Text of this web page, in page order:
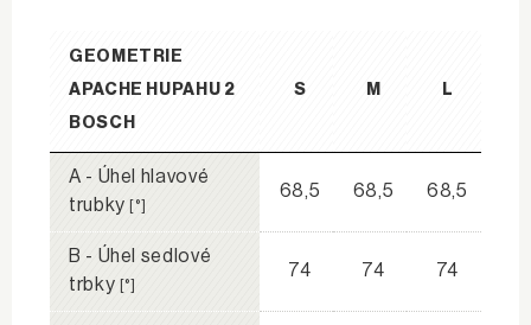
GEOMETRIE
APACHE HUPAHU 2
BOSCH
S M L
A - Úhel hlavové
trubky [°]
68,5 68,5 68,5
B - Úhel sedlové
trbky
[°]
74 74 74